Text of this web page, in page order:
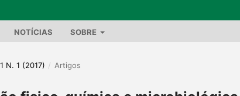
NOTÍCIAS SOBRE
N. 1 (2017) / Artigos